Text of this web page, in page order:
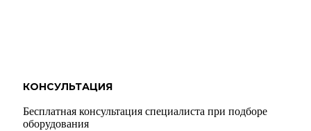
КОНСУЛЬТАЦИЯ
Бесплатная консультация специалиста при подборе
оборудования